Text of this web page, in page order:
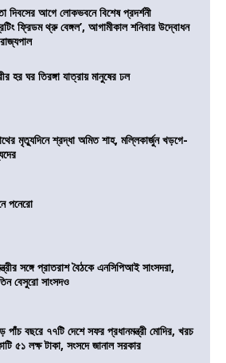
দিবসের আগে লোকভবনে বিশেষ প্রদর্শনী
ফ্রিডম থ্রু বেঙ্গল’, আগামীকাল শনিবার উদ্বোধন
হর ঘর তিরঙ্গা যাত্রায় মানুষের ঢল
মৃত্যুদিনে শ্রদ্ধা অমিত শাহ, মল্লিকার্জুন খড়গে-
পনেরো
সঙ্গে প্রাতরাশ বৈঠকে এনসিপিআই সাংসদরা,
বেসুরো সাংসদও
পাঁচ বছরে ৭৭টি দেশে সফর প্রধানমন্ত্রী মোদির, খরচ
৫১ লক্ষ টাকা, সংসদে জানাল সরকার